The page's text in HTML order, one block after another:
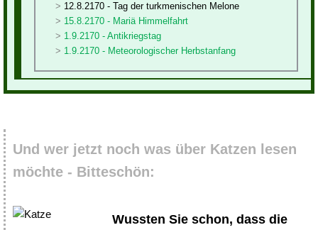
12.8.2170 - Tag der turkmenischen Melone
15.8.2170 - Mariä Himmelfahrt
1.9.2170 - Antikriegstag
1.9.2170 - Meteorologischer Herbstanfang
Und wer jetzt noch was über Katzen lesen
möchte - Bitteschön:
Wussten Sie schon, dass die